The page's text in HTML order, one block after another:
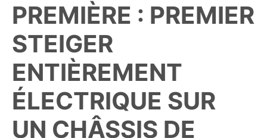
PREMIÈRE : PREMIER
STEIGER
ENTIÈREMENT
ÉLECTRIQUE SUR
UN CHÂSSIS DE